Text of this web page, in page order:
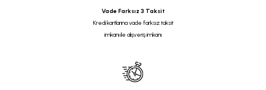
Vade Farksız 3 Taksit
Kredi kartlarına vade farksız taksit
imkanı ile alışveriş imkanı